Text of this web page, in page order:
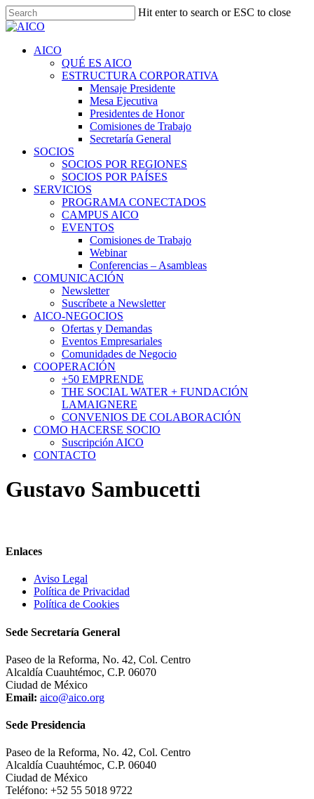
Skip
to
content
Hit enter to search or ESC to close
Close
Menu
AICO
QUÉ ES AICO
ESTRUCTURA CORPORATIVA
Mensaje Presidente
Mesa Ejecutiva
Presidentes de Honor
Comisiones de Trabajo
Secretaría General
SOCIOS
SOCIOS POR REGIONES
SOCIOS POR PAÍSES
SERVICIOS
PROGRAMA CONECTADOS
CAMPUS AICO
EVENTOS
Comisiones de Trabajo
Webinar
Conferencias – Asambleas
COMUNICACIÓN
Newsletter
Suscríbete a Newsletter
AICO-NEGOCIOS
Ofertas y Demandas
Eventos Empresariales
Comunidades de Negocio
COOPERACIÓN
+50 EMPRENDE
THE SOCIAL WATER + FUNDACIÓN
LAMAIGNERE
CONVENIOS DE COLABORACIÓN
COMO HACERSE SOCIO
Suscripción AICO
CONTACTO
Gustavo Sambucetti
Enlaces
Aviso Legal
Política de Privacidad
Política de Cookies
Sede Secretaría General
Paseo de la Reforma, No. 42, Col. Centro
Alcaldía Cuauhtémoc, C.P. 06070
Ciudad de México
Email: aico@aico.org
Sede Presidencia
Paseo de la Reforma, No. 42, Col. Centro
Alcaldía Cuauhtémoc, C.P. 06040
Ciudad de México
Teléfono: +52 55 5018 9722